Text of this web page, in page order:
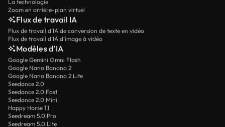
La technologie
Zoom en arrière-plan virtuel
Flux de travail IA
Flux de travail d’IA de conversion de texte en vidéo
Flux de travail d’IA d’image à vidéo
Modèles d’IA
Google Gemini Omni Flash
Google Nano Banana 2
Google Nano Banana 2 Lite
Seedance 2.0
Seedance 2.0 Fast
Seedance 2.0 Mini
Happy Horse 1.1
Seedream 5.0 Pro
Seedream 5.0 Lite